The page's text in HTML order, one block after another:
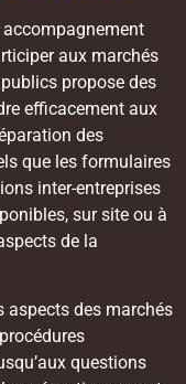
aux marchés
propose des
efficacement aux
des
que les formulaires
inter-entreprises
sur site ou à
de la
aspects des marchés
questions